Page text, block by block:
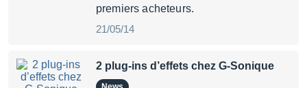
premiers acheteurs.
21/05/14
2 plug-ins d’effets chez G-Sonique